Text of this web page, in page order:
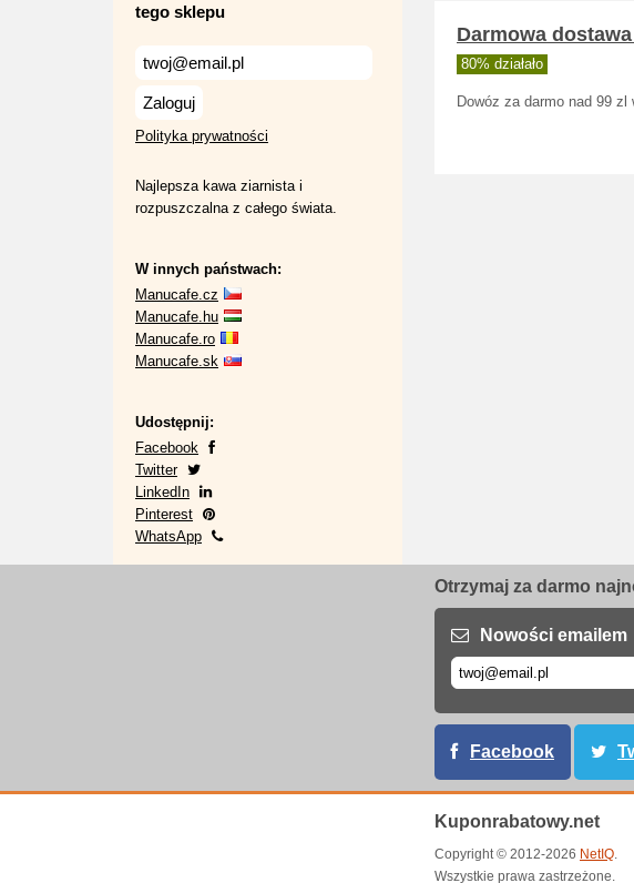
tego sklepu
Zaloguj
Polityka prywatności
Najlepsza kawa ziarnista i
rozpuszczalna z całego świata.
W innych państwach:
Manucafe.cz
Manucafe.hu
Manucafe.ro
Manucafe.sk
Udostępnij:
Facebook
Twitter
LinkedIn
Pinterest
WhatsApp
Darmowa
80% działało
Dowóz za darmo nad 99 zl
Otrzymaj za darmo
Nowości emailem
Facebook
Kuponrabatowy.net
Copyright © 2012-2026 NetIQ.
Wszystkie prawa zastrzeżone.